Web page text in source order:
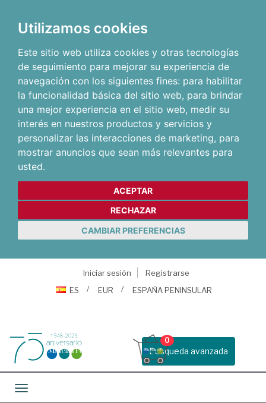
Utilizamos cookies
Este sitio web utiliza cookies y otras tecnologías
de seguimiento para mejorar su experiencia de
navegación con los siguientes fines: para habilitar
la funcionalidad básica del sitio web, para brindar
una mejor experiencia en el sitio web, medir su
interés en nuestros productos y servicios y
personalizar las interacciones de marketing, para
mostrar anuncios que sean más relevantes para
usted.
ACEPTAR
RECHAZAR
CAMBIAR PREFERENCIAS
Iniciar sesión
Registrarse
ES
EUR ESPAÑA PENINSULAR
Busqueda avanzada
0
Toggle navigation